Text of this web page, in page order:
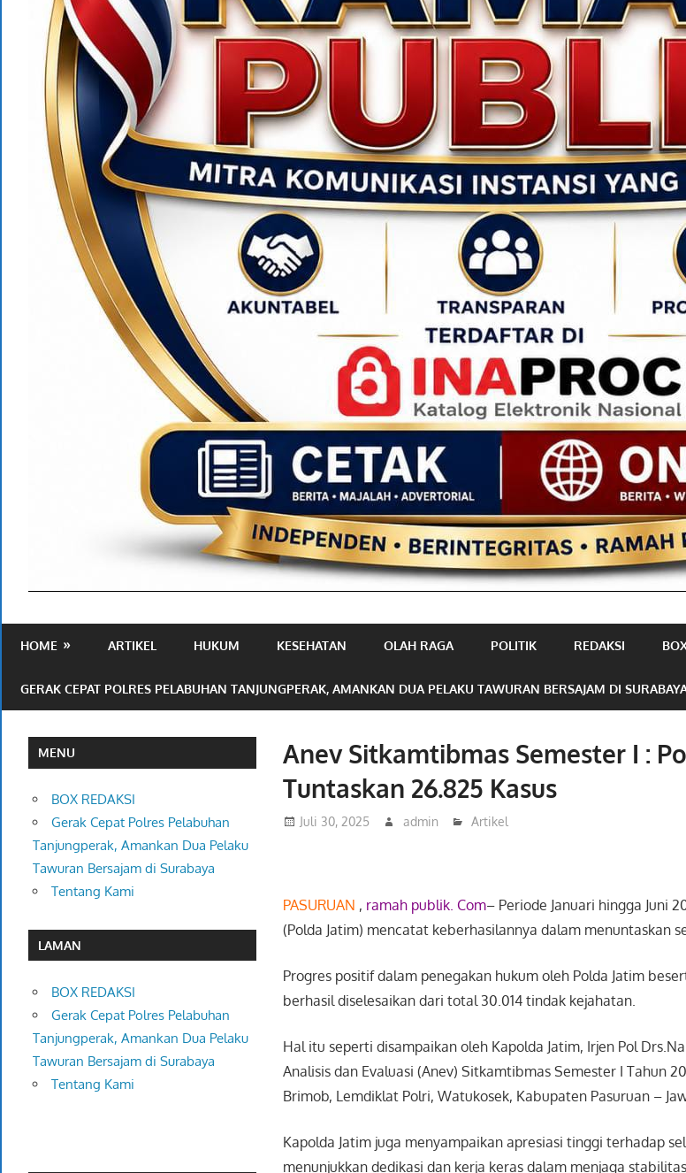
Publik
HOME ARTIKEL HUKUM KESEHATAN OLAH RAGA POLITIK REDAKSI
GERAK CEPAT POLRES PELABUHAN TANJUNGPERAK, AMANKAN DUA PELAKU TAWURAN BERSAJAM DI
Anev Sitkamtibmas Semester I :
Tuntaskan 26.825 Kasus
Juli 30, 2025 admin Artikel
PASURUAN , ramah publik. Com– Periode Januari hingga Juni
(Polda Jatim) mencatat keberhasilannya dalam menuntaskan
Progres positif dalam penegakan hukum oleh Polda Jatim
berhasil diselesaikan dari total 30.014 tindak kejahatan.
Hal itu seperti disampaikan oleh Kapolda Jatim, Irjen Pol
Analisis dan Evaluasi (Anev) Sitkamtibmas Semester I Tahun
Brimob, Lemdiklat Polri, Watukosek, Kabupaten Pasuruan –
Kapolda Jatim juga menyampaikan apresiasi tinggi terhadap
menunjukkan dedikasi dan kerja keras dalam menjaga
MENU
BOX REDAKSI
Gerak Cepat Polres Pelabuhan
Tanjungperak, Amankan Dua Pelaku
Tawuran Bersajam di Surabaya
Tentang Kami
LAMAN
BOX REDAKSI
Gerak Cepat Polres Pelabuhan
Tanjungperak, Amankan Dua Pelaku
Tawuran Bersajam di Surabaya
Tentang Kami